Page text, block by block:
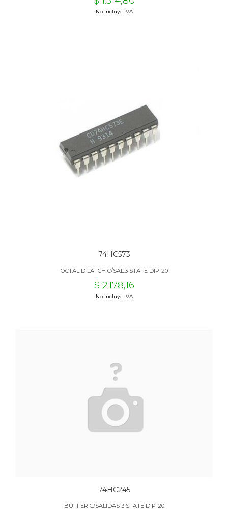
No incluye IVA
74HC573
OCTAL D LATCH C/SAL.3 STATE DIP-20
$ 2.178,16
No incluye IVA
74HC245
BUFFER C/SALIDAS 3 STATE DIP-20